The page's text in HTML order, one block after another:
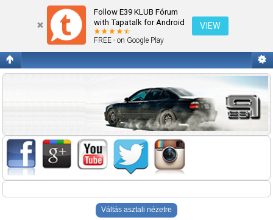
Follow E39 KLUB Fórum
with Tapatalk for Android
FREE - on Google Play
VIEW
Jelszó elküldése
Váltás asztali nézetre